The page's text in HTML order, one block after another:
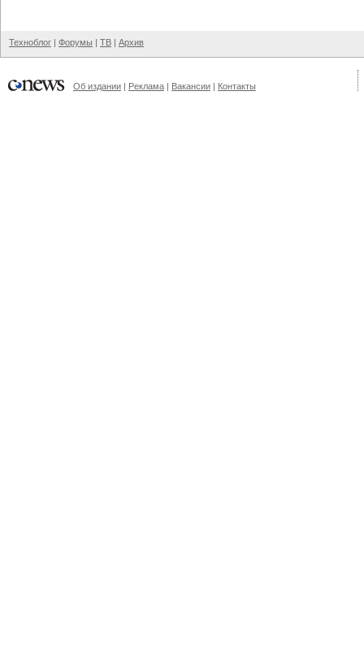
Техноблог | Форумы | ТВ | Архив
Об издании | Реклама | Вакансии | Контакты